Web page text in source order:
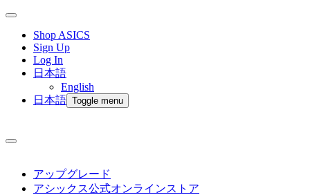
Shop ASICS
Sign Up
Log In
日本語
English
日本語 Toggle menu
アップグレード
アシックス公式オンラインストア